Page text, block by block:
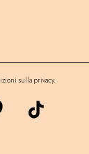
sulla privacy.